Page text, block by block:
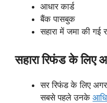
आधार कार्ड
बैंक पासबुक
सहारा में जमा की गई
सहारा रिफंड के
सर रिफंड के लिए
सबसे पहले उनके